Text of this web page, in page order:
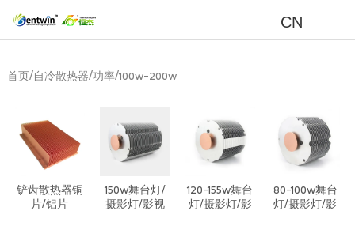
CN
首页/ 自冷散热器/功率/100w-200w
铲齿散热器铜
片/铝片
150w舞台灯/
摄影灯/影视
120-155w舞台
灯/摄影灯/影
80-100w舞台
灯/摄影灯/影